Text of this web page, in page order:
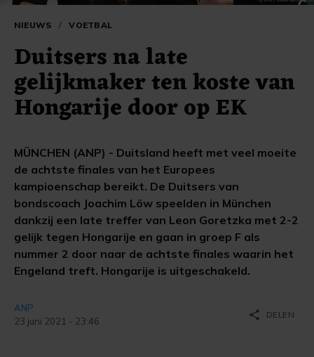
NIEUWS / VOETBAL
Duitsers na late
gelijkmaker ten koste van
Hongarije door op EK
MÜNCHEN (ANP) - Duitsland heeft met veel moeite
de achtste finales van het Europees
kampioenschap bereikt. De Duitsers van
bondscoach Joachim Löw speelden in München
dankzij een late treffer van Leon Goretzka met 2-2
gelijk tegen Hongarije en gaan in groep F als
nummer 2 door naar de achtste finales waarin het
Engeland treft. Hongarije is uitgeschakeld.
ANP
23 juni 2021 - 23:46
share DELEN